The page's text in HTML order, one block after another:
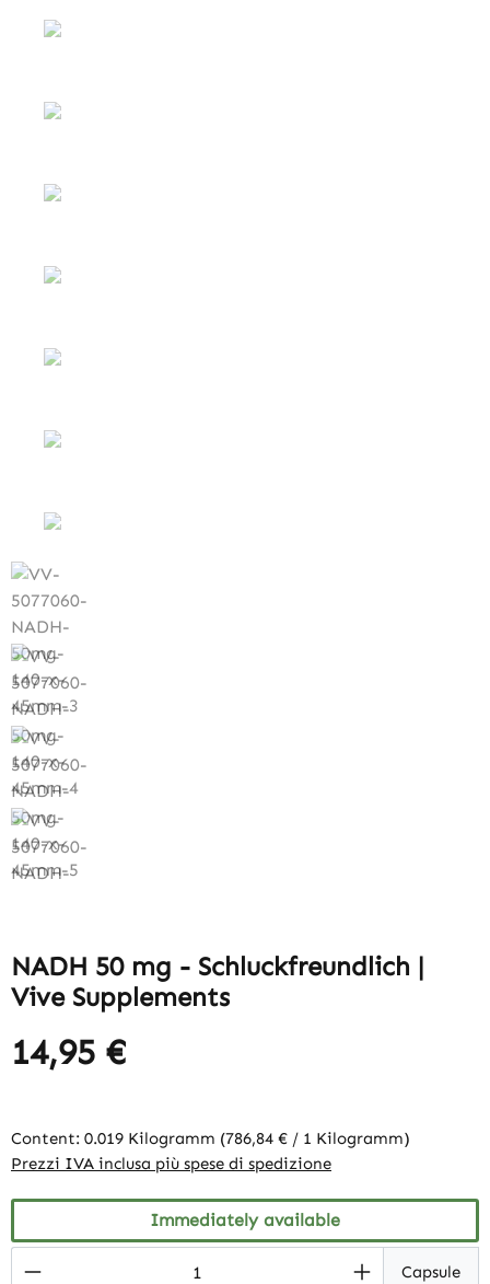
NADH 50 mg - Schluckfreundlich |
Vive Supplements
14,95 €
Content: 0.019 Kilogramm (786,84 € / 1 Kilogramm)
Prezzi IVA inclusa più spese di spedizione
Immediately available
Product Quantity: Enter the desiredCapsule